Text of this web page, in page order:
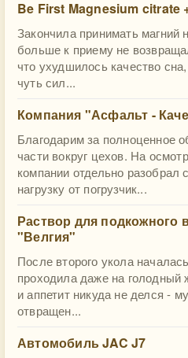
Be First Magnesium citrate
Закончила принимать магний
больше к приему не
что ухудшилось качество
чуть сил...
Компания "Асфальт -
Благодарим за полноценное
части вокруг цехов. На
компании отдельно разобрал
нагрузку от погрузчик...
Раствор для подкожного
"Велгия"
После второго укола
проходила даже на голодный
и аппетит никуда не делся -
отвращен...
Автомобиль JAC J7